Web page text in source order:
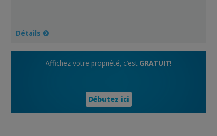
Détails
Affichez votre propriété, c’est GRATUIT!
Débutez ici